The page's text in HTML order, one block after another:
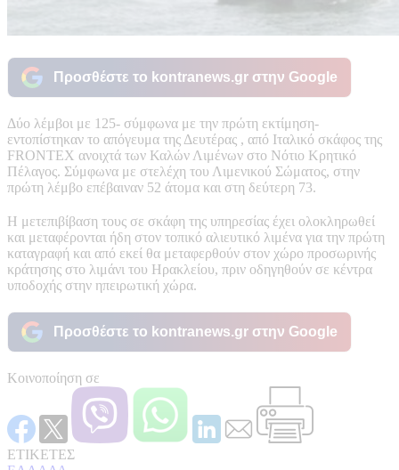
Προσθέστε το kontranews.gr στην Google
Δύο λέμβοι με 125- σύμφωνα με την πρώτη εκτίμηση-
εντοπίστηκαν το απόγευμα της Δευτέρας , από Ιταλικό σκάφος της
FRONTEX ανοιχτά των Καλών Λιμένων στο Νότιο Κρητικό
Πέλαγος. Σύμφωνα με στελέχη του Λιμενικού Σώματος, στην
πρώτη λέμβο επέβαιναν 52 άτομα και στη δεύτερη 73.
Η μετεπιβίβαση τους σε σκάφη της υπηρεσίας έχει ολοκληρωθεί
και μεταφέρονται ήδη στον τοπικό αλιευτικό λιμένα για την πρώτη
καταγραφή και από εκεί θα μεταφερθούν στον χώρο προσωρινής
κράτησης στο λιμάνι του Ηρακλείου, πριν οδηγηθούν σε κέντρα
υποδοχής στην ηπειρωτική χώρα.
Προσθέστε το kontranews.gr στην Google
Κοινοποίηση σε
ΕΤΙΚΕΤΕΣ